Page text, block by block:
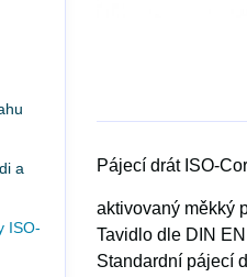
Pájecí drát ISO-
aktivovaný měkký
Tavidlo dle DIN
Standardní pájecí
a
ISO-